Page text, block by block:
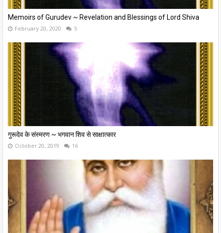
Memoirs of Gurudev ~ Revelation and Blessings of Lord Shiva
February 20, 2020 5
गुरूदेव के संस्मरण ~ भगवान शिव से साक्षात्कार
October 20, 2019 16